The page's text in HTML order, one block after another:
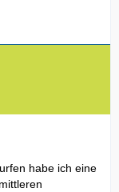
habe ich eine